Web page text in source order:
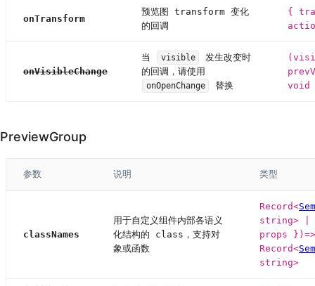
onTransform
预览图 transform 变化
的回调
{
onVisibleChange
当 visible
发生改变时
的回调，请使用
onOpenChange 替换
void
PreviewGroup
参数 说明 类型
classNames
用于自定义组件内部各语义
化结构的 class，支持对
象或函数
Record<
string>
props })=>
Record<
string>